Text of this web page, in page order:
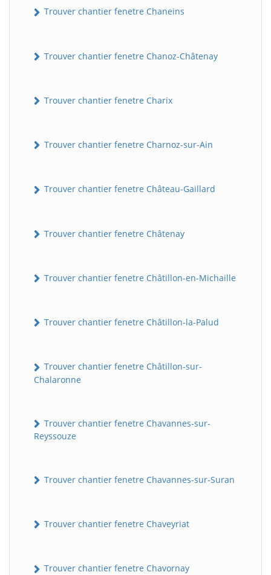
Trouver chantier fenetre Chaneins
Trouver chantier fenetre Chanoz-Châtenay
Trouver chantier fenetre Charix
Trouver chantier fenetre Charnoz-sur-Ain
Trouver chantier fenetre Château-Gaillard
Trouver chantier fenetre Châtenay
Trouver chantier fenetre Châtillon-en-Michaille
Trouver chantier fenetre Châtillon-la-Palud
Trouver chantier fenetre Châtillon-sur-
Chalaronne
Trouver chantier fenetre Chavannes-sur-
Reyssouze
Trouver chantier fenetre Chavannes-sur-Suran
Trouver chantier fenetre Chaveyriat
Trouver chantier fenetre Chavornay